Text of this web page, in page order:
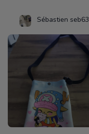
Sébastien seb63